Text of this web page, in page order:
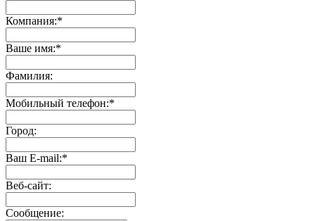
Компания:*
Ваше имя:*
Фамилия:
Мобильный телефон:*
Город:
Ваш E-mail:*
Веб-сайт:
Сообщение: